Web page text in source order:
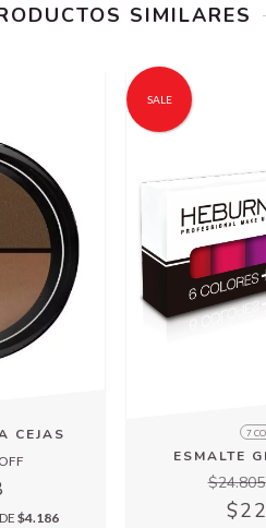
SIMILARES
CEJAS
$4.186
SALE
7
ESMALTE